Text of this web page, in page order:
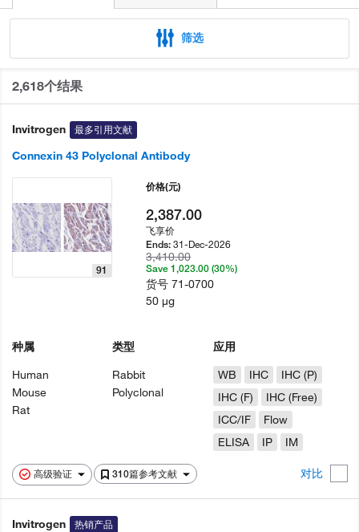
筛选
2,618个结果
Invitrogen 最多引用文献
Connexin 43 Polyclonal Antibody
高级验证 310篇参考文献 对比
91
种属
Human
Mouse
Rat
类型
Rabbit
Polyclonal
应用
WB
IHC
IHC (P)
IHC (F)
IHC (Free)
ICC/IF
Flow
ELISA
IP IM
价格(元)
2,387.00
飞享价
Ends:31-Dec-2026
3,410.00
Save 1,023.00 (30%)
货号71-0700
50 µg
Invitrogen 热销产品